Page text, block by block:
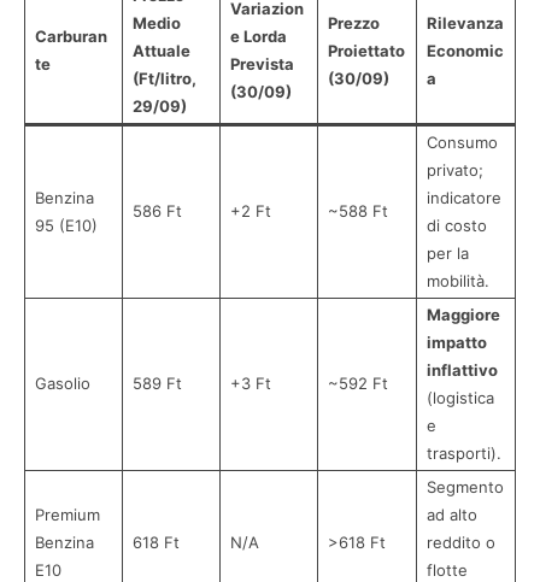
Carburan
te
Medio
Attuale
(Ft/litro,
29/09)
Variazion
e Lorda
Prevista
(30/09)
Prezzo
Proiettato
(30/09)
Rilevanza
Economic
a
Benzina
95 (E10)
586 Ft +2 Ft ~588 Ft
Consumo
privato;
indicatore
di costo
per la
mobilità.
Gasolio 589 Ft +3 Ft ~592 Ft
Maggiore
impatto
inflattivo
(logistica
e
trasporti).
Premium
Benzina
E10
618 Ft N/A >618 Ft
Segmento
ad alto
reddito o
flotte